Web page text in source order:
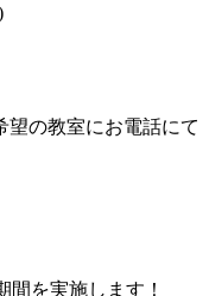
望の教室にお電話にて
間を実施します！